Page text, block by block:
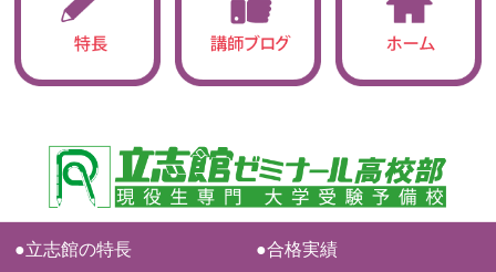
●立志館の特長 ●合格実績